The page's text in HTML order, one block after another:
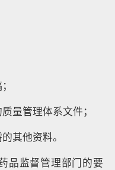
量管理体系文件；
其他资料。
品监督管理部门的要